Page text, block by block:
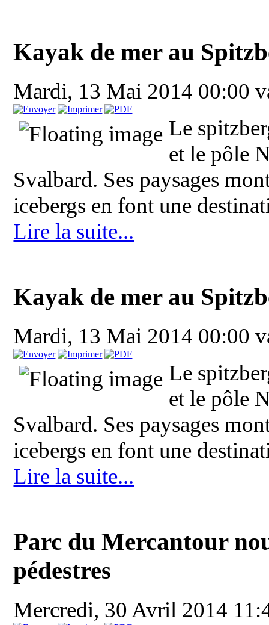
Kayak de mer au
Mardi, 13 Mai 2014 00:00
Le
et le pôle
Svalbard. Ses paysages
icebergs en font une
Lire la suite...
Kayak de mer au
Mardi, 13 Mai 2014 00:00
Le
et le pôle
Svalbard. Ses paysages
icebergs en font une
Lire la suite...
Parc du Mercantour
pédestres
Mercredi, 30 Avril 2014